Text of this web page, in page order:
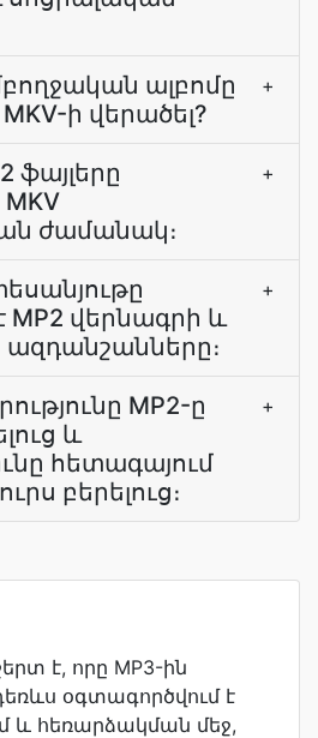
ալբոմը
ի վերածել?
+
ֆայլերը
ժամանակ։
+
վերնագրի և
+
MP2-ը
և
հետագայում
բերելուց։
+
է, որը MP3-ին
օգտագործվում է
և հեռարձակման մեջ,